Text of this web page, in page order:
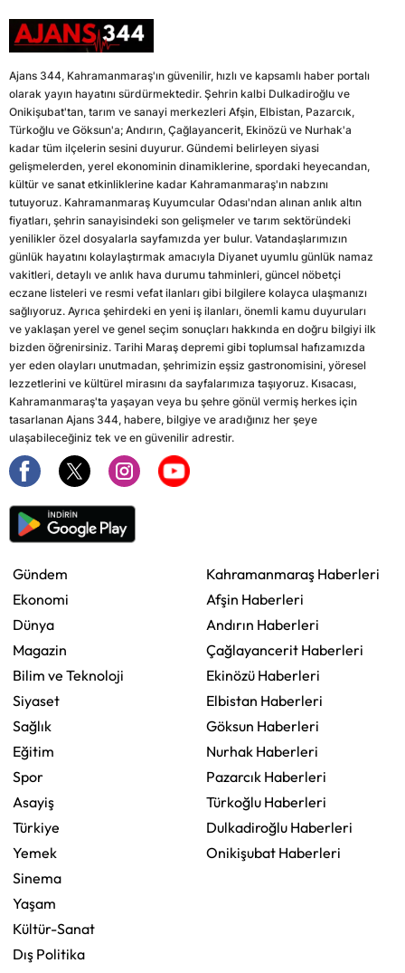
Ajans 344, Kahramanmaraş'ın güvenilir, hızlı ve kapsamlı haber portalı
olarak yayın hayatını sürdürmektedir. Şehrin kalbi Dulkadiroğlu ve
Onikişubat'tan, tarım ve sanayi merkezleri Afşin, Elbistan, Pazarcık,
Türkoğlu ve Göksun'a; Andırın, Çağlayancerit, Ekinözü ve Nurhak'a
kadar tüm ilçelerin sesini duyurur. Gündemi belirleyen siyasi
gelişmelerden, yerel ekonominin dinamiklerine, spordaki heyecandan,
kültür ve sanat etkinliklerine kadar Kahramanmaraş'ın nabzını
tutuyoruz. Kahramanmaraş Kuyumcular Odası'ndan alınan anlık altın
fiyatları, şehrin sanayisindeki son gelişmeler ve tarım sektöründeki
yenilikler özel dosyalarla sayfamızda yer bulur. Vatandaşlarımızın
günlük hayatını kolaylaştırmak amacıyla Diyanet uyumlu günlük namaz
vakitleri, detaylı ve anlık hava durumu tahminleri, güncel nöbetçi
eczane listeleri ve resmi vefat ilanları gibi bilgilere kolayca ulaşmanızı
sağlıyoruz. Ayrıca şehirdeki en yeni iş ilanları, önemli kamu duyuruları
ve yaklaşan yerel ve genel seçim sonuçları hakkında en doğru bilgiyi ilk
bizden öğrenirsiniz. Tarihi Maraş depremi gibi toplumsal hafızamızda
yer eden olayları unutmadan, şehrimizin eşsiz gastronomisini, yöresel
lezzetlerini ve kültürel mirasını da sayfalarımıza taşıyoruz. Kısacası,
Kahramanmaraş'ta yaşayan veya bu şehre gönül vermiş herkes için
tasarlanan Ajans 344, habere, bilgiye ve aradığınız her şeye
ulaşabileceğiniz tek ve en güvenilir adrestir.
Gündem
Ekonomi
Dünya
Magazin
Bilim ve Teknoloji
Siyaset
Sağlık
Eğitim
Spor
Asayiş
Türkiye
Yemek
Sinema
Yaşam
Kültür-Sanat
Dış Politika
Kahramanmaraş Haberleri
Afşin Haberleri
Andırın Haberleri
Çağlayancerit Haberleri
Ekinözü Haberleri
Elbistan Haberleri
Göksun Haberleri
Nurhak Haberleri
Pazarcık Haberleri
Türkoğlu Haberleri
Dulkadiroğlu Haberleri
Onikişubat Haberleri